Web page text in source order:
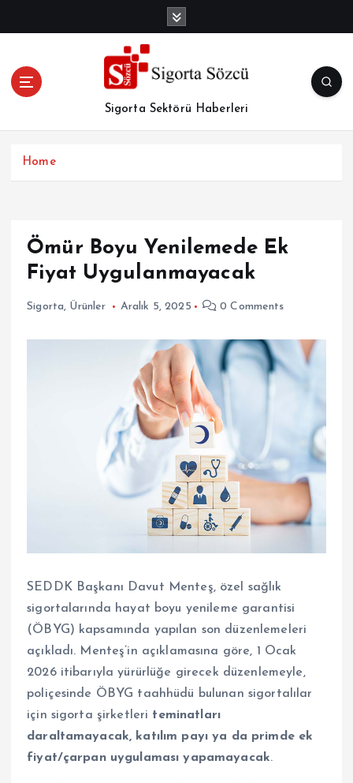
Sigorta Sektörü Haberleri
Home
Ömür Boyu Yenilemede Ek
Fiyat Uygulanmayacak
Sigorta, Ürünler Aralık 5, 2025 0 Comments
SEDDK Başkanı Davut Menteş, özel sağlık
sigortalarında hayat boyu yenileme garantisi
(ÖBYG) kapsamında yapılan son düzenlemeleri
açıkladı. Menteş’in açıklamasına göre, 1 Ocak
2026 itibarıyla yürürlüğe girecek düzenlemeyle,
poliçesinde ÖBYG taahhüdü bulunan sigortalılar
için sigorta şirketleri teminatları
daraltamayacak, katılım payı ya da primde ek
fiyat/çarpan uygulaması yapamayacak.